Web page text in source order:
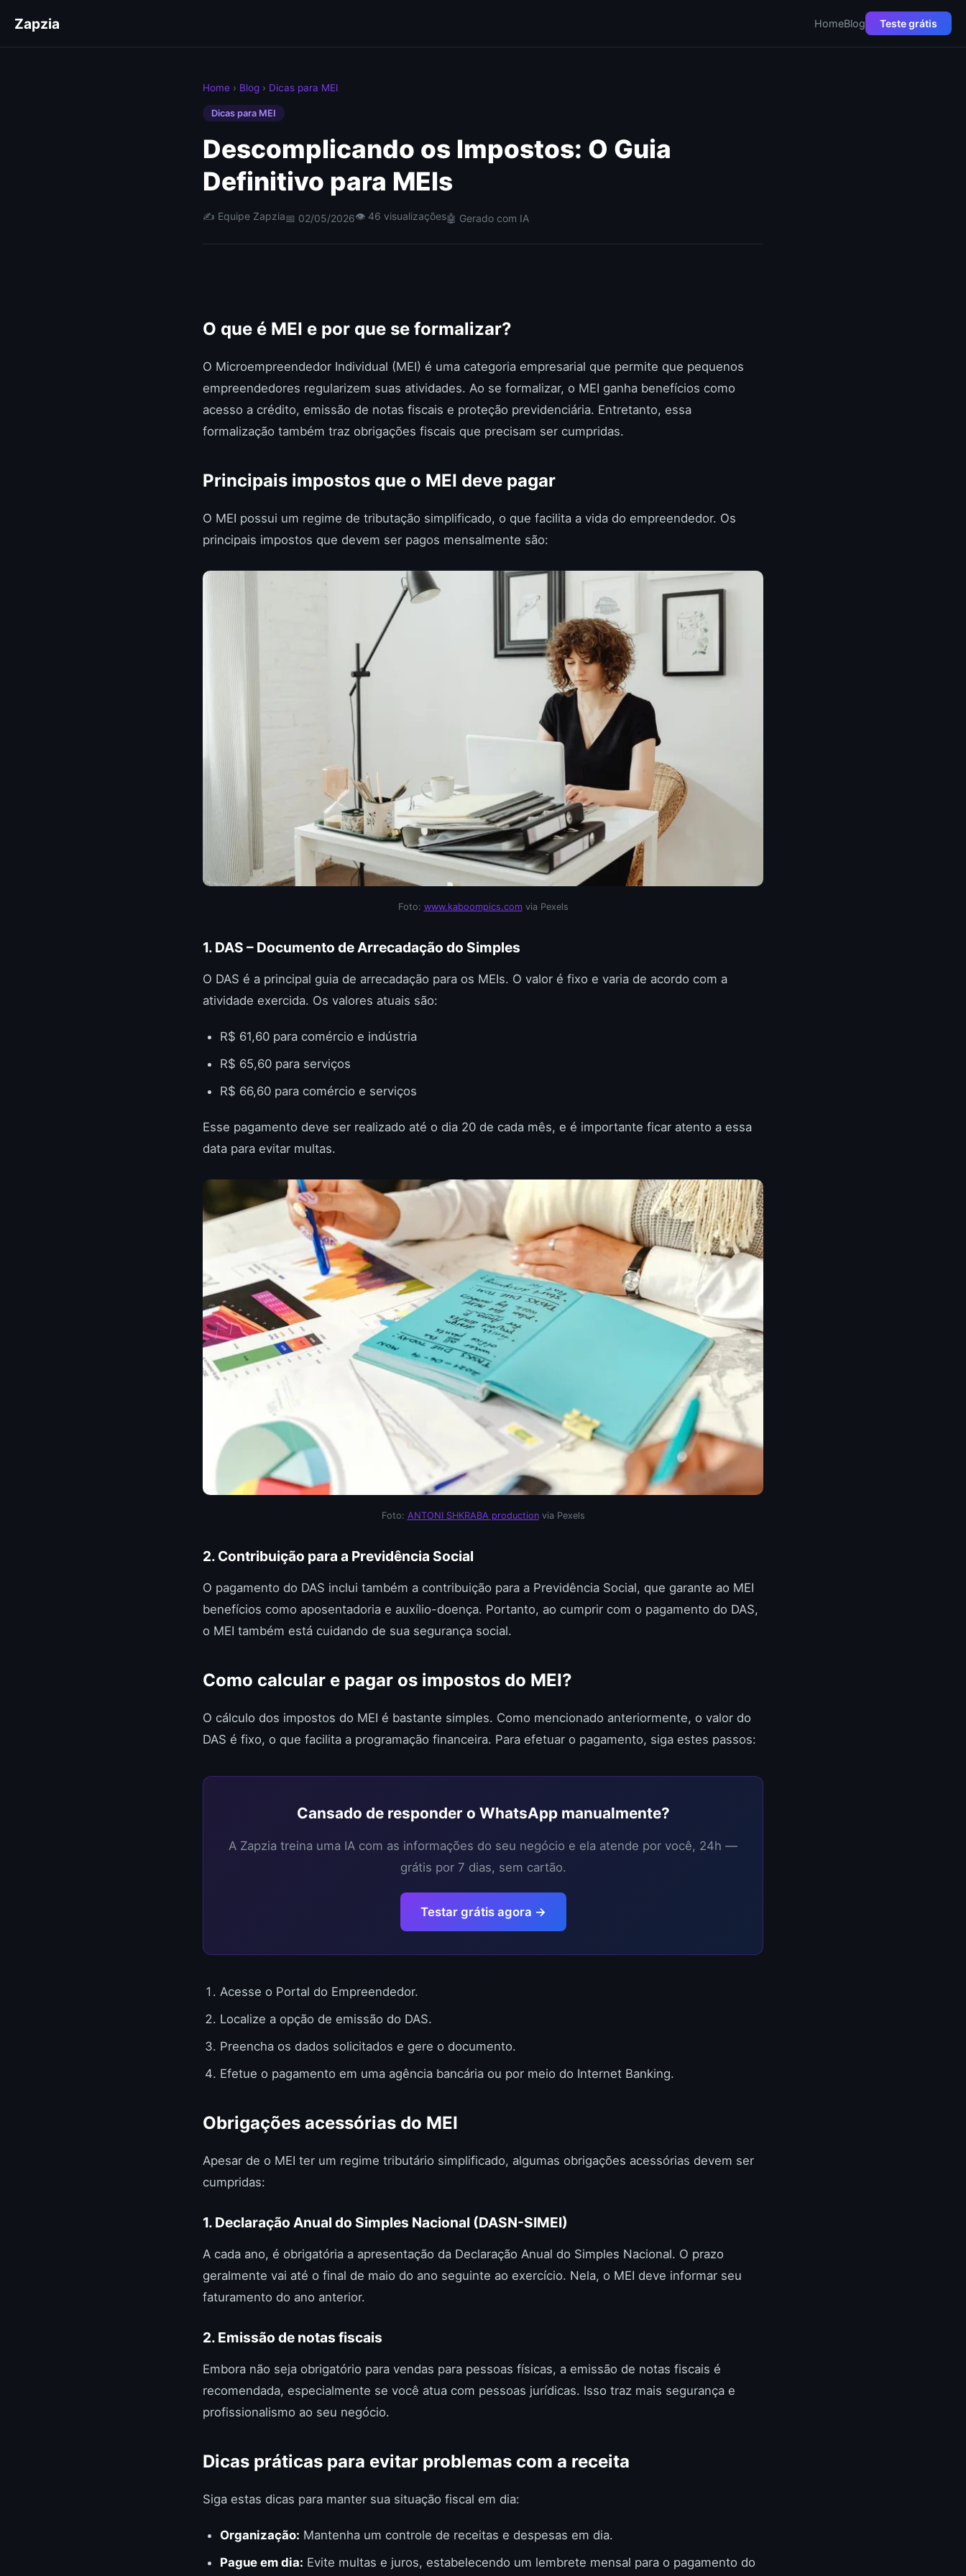
Zapzia HomeBlog Teste grátis
Home › Blog › Dicas para MEI
Dicas para MEI
Descomplicando os Impostos: O Guia
Definitivo para MEIs
✍️ Equipe Zapzia📅 02/05/2026👁 46 visualizações🤖 Gerado com IA
O que é MEI e por que se formalizar?
O Microempreendedor Individual (MEI) é uma categoria empresarial que permite que pequenos
empreendedores regularizem suas atividades. Ao se formalizar, o MEI ganha benefícios como
acesso a crédito, emissão de notas fiscais e proteção previdenciária. Entretanto, essa
formalização também traz obrigações fiscais que precisam ser cumpridas.
Principais impostos que o MEI deve pagar
O MEI possui um regime de tributação simplificado, o que facilita a vida do empreendedor. Os
principais impostos que devem ser pagos mensalmente são:
Foto: www.kaboompics.comvia Pexels
1. DAS – Documento de Arrecadação do Simples
O DAS é a principal guia de arrecadação para os MEIs. O valor é fixo e varia de acordo com a
atividade exercida. Os valores atuais são:
R$ 61,60 para comércio e indústria
R$ 65,60 para serviços
R$ 66,60 para comércio e serviços
Esse pagamento deve ser realizado até o dia 20 de cada mês, e é importante ficar atento a essa
data para evitar multas.
Foto: ANTONI SHKRABA productionvia Pexels
2. Contribuição para a Previdência Social
O pagamento do DAS inclui também a contribuição para a Previdência Social, que garante ao MEI
benefícios como aposentadoria e auxílio-doença. Portanto, ao cumprir com o pagamento do DAS,
o MEI também está cuidando de sua segurança social.
Como calcular e pagar os impostos do MEI?
O cálculo dos impostos do MEI é bastante simples. Como mencionado anteriormente, o valor do
DAS é fixo, o que facilita a programação financeira. Para efetuar o pagamento, siga estes passos:
Cansado de responder o WhatsApp manualmente?
A Zapzia treina uma IA com as informações do seu negócio e ela atende por você, 24h —
grátis por 7 dias, sem cartão.
Testar grátis agora →
Acesse o Portal do Empreendedor.
Localize a opção de emissão do DAS.
Preencha os dados solicitados e gere o documento.
Efetue o pagamento em uma agência bancária ou por meio do Internet Banking.
Obrigações acessórias do MEI
Apesar de o MEI ter um regime tributário simplificado, algumas obrigações acessórias devem ser
cumpridas:
1. Declaração Anual do Simples Nacional (DASN-SIMEI)
A cada ano, é obrigatória a apresentação da Declaração Anual do Simples Nacional. O prazo
geralmente vai até o final de maio do ano seguinte ao exercício. Nela, o MEI deve informar seu
faturamento do ano anterior.
2. Emissão de notas fiscais
Embora não seja obrigatório para vendas para pessoas físicas, a emissão de notas fiscais é
recomendada, especialmente se você atua com pessoas jurídicas. Isso traz mais segurança e
profissionalismo ao seu negócio.
Dicas práticas para evitar problemas com a receita
Siga estas dicas para manter sua situação fiscal em dia:
Organização: Mantenha um controle de receitas e despesas em dia.
Pague em dia: Evite multas e juros, estabelecendo um lembrete mensal para o pagamento do